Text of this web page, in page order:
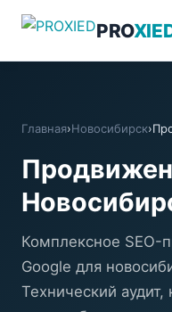
PRO
Главная›Новосибирск›
Комплексное SEO-
Google для
Технический